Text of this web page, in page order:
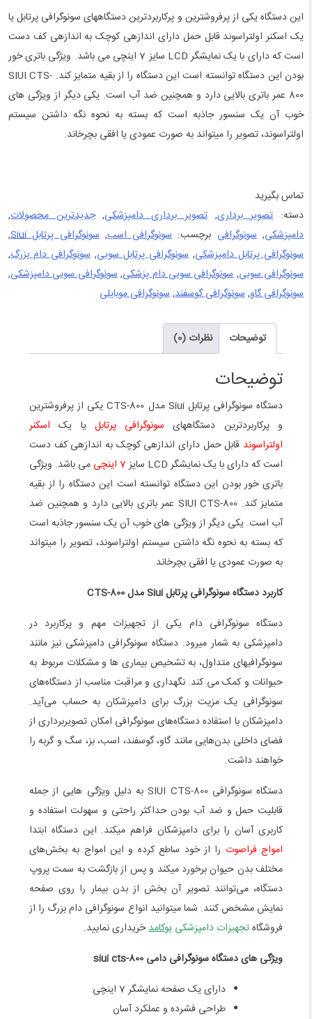
این دستگاه یکی از پرفروش­ترین و پرکاربردترین دستگاه­های سونوگرافی پرتابل یا
یک اسکنر اولتراسوند قابل حمل دارای اندازه­ی کوچک به اندازه­ی کف دست
است که دارای با یک نمایشگر LCD سایز 7 اینچی می باشد. ویژگی باتری خور
بودن این دستگاه توانسته است این دستگاه را از بقیه متمایز کند. SIUI CTS-
800 عمر باتری بالایی دارد و همچنین ضد آب است. یکی دیگر از ویژگی های
خوب آن یک سنسور جاذبه است که بسته به نحوه نگه داشتن سیستم
اولتراسوند، تصویر را میتواند به صورت عمودی یا افقی بچرخاند.
تماس بگیرید
دسته:تصویر برداری,تصویر برداری دامپزشکی,جدیدترین محصولات,
دامپزشکی,سونوگرافی برچسب:سونوگرافی اسب,سونوگرافی پرتابل Siui
,
سونوگرافی پرتابل دامپزشکی, سونوگرافی پرتابل سویی, سونوگرافی دام بزرگ,
سونوگرافی سویی,سونوگرافی سویی دام پزشکی,سونوگرافی سویی دامپزشکی,
سونوگرافی گاو,سونوگرافی گوسفند,سونوگرافی موبایلی
توضیحات نظرات (0)
توضیحات
دستگاه سونوگرافی پرتابل Siui مدل CTS-800 یکی از پرفروش­ترین
و پرکاربردترین دستگاه­های سونوگرافی پرتابل یا یک اسکنر
اولتراسوند قابل حمل دارای اندازه­ی کوچک به اندازه­ی کف دست
است که دارای با یک نمایشگر LCD سایز
7 اینچی
می باشد. ویژگی
باتری خور بودن این دستگاه توانسته است این دستگاه را از بقیه
متمایز کند. SIUI CTS-800 عمر باتری بالایی دارد و همچنین ضد
آب است. یکی دیگر از ویژگی های خوب آن یک سنسور جاذبه است
که بسته به نحوه نگه داشتن سیستم اولتراسوند، تصویر را میتواند
به صورت عمودی یا افقی بچرخاند.
کاربرد دستگاه سونوگرافی پرتابل Siui مدل CTS-800
دستگاه سونوگرافی دام یکی از تجهیزات مهم و پرکاربرد در
دامپزشکی به شمار می­رود. دستگاه سونوگرافی دامپزشکی نیز مانند
سونوگرافی­های متداول، به تشخیص بیماری ها و مشکلات مربوط به
حیوانات و کمک می کند. نگهداری و مراقبت مناسب از دستگاه‌های
سونوگرافی یک مزیت بزرگ برای دامپزشکان به حساب می‌آید.
دامپزشکان با استفاده دستگاه‌های سونوگرافی امکان تصویربرداری از
فضای داخلی بدن‌هایی مانند گاو، گوسفند، اسب، بز، سگ و گربه را
خواهند داشت.
دستگاه سونوگرافی SIUI CTS-800 به دلیل ویژگی­ هایی از جمله
قابلیت حمل و ضد آب بودن حداکثر راحتی و سهولت استفاده و
کاربری آسان را برای دامپزشکان فراهم میکند. این دستگاه ابتدا
امواج فراصوت را از خود ساطع کرده و این امواج به بخش‌های
مختلف بدن حیوان برخورد می­کند و پس از بازگشت به سمت پروپ
دستگاه، می‌توانند تصویر آن بخش از بدن بیمار را روی صفحه
نمایش مشخص کنند. شما میتوانید انواع سونوگرافی دام بزرگ را از
فروشگاهتجهیزات دامپزشکی یوکامدخریداری نمایید.
ویژگی ­های دستگاه سونوگرافی دامی siui cts-800
دارای یک صفحه نمایشگر 7 اینچی
طراحی فشرده و عملکرد آسان